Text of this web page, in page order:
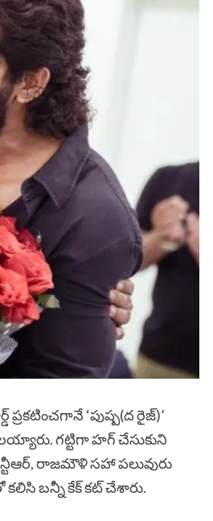
‘పుష్ప(ద రైజ్)’
గట్టిగా హగ్ చేసుకుని
రాజమౌళి సహా పలువురు
కలిసి బన్నీ కేక్ కట్ చేశారు.